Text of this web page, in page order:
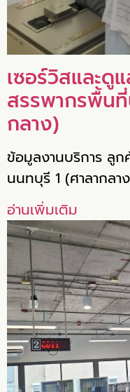
เซอร์วิสและดู
สรรพากรพื้น
กลาง)
ข้อมูลงานบริการ ลู
นนทบุรี 1 (ศาลากลา
อ่านเพิ่มเติม